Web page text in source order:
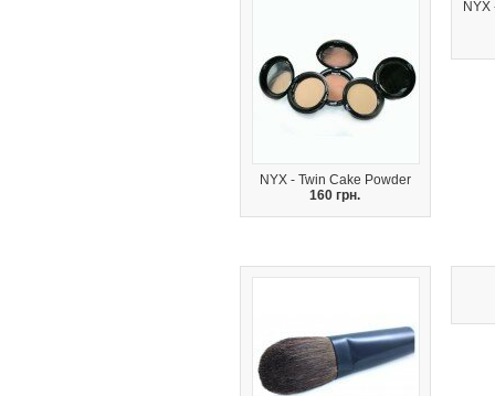
NYX - Twin Cake Powder
160 грн.